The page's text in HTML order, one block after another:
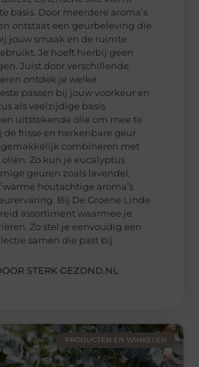
basis. Door meerdere aroma’s
ontstaat een geurbeleving die
jouw smaak en de ruimte
Je hoeft hierbij geen
Juist door verschillende
ontdek je welke
passen bij jouw voorkeur en
als veelzijdige basis
uitstekende olie om mee te
frisse en herkenbare geur
gemakkelijk combineren met
Zo kun je eucalyptus
geuren zoals lavendel,
warme houtachtige aroma’s
Bij De Groene Linde
assortiment waarmee je
Zo stel je eenvoudig een
samen die past bij
STERK GEZOND.NL
PRODUCTEN EN WINKELEN